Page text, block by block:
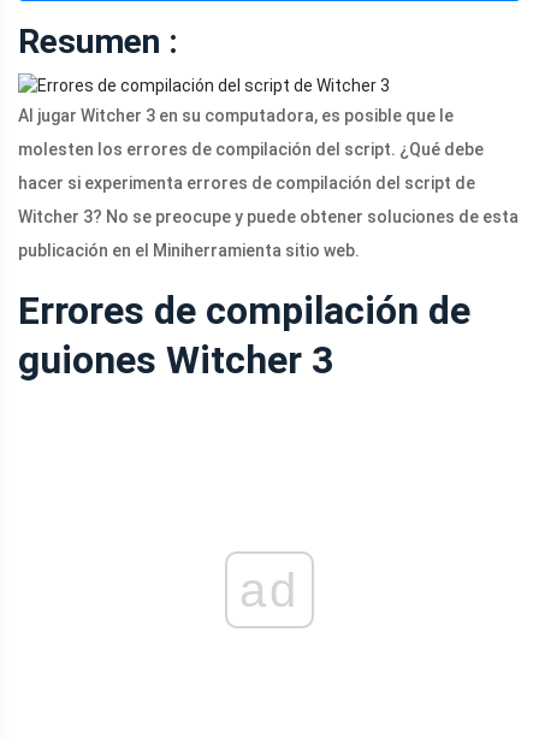
Resumen :
Al jugar Witcher 3 en su computadora, es posible que le
molesten los errores de compilación del script. ¿Qué debe
hacer si experimenta errores de compilación del script de
Witcher 3? No se preocupe y puede obtener soluciones de esta
publicación en el Miniherramienta sitio web.
Errores de compilación de
guiones Witcher 3
ad